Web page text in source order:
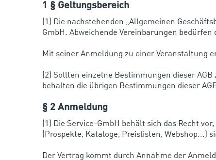
1 § Geltungsbereich
(1) Die nachstehenden „Allgemeinen
GmbH. Abweichende Vereinbarungen
Mit seiner Anmeldung zu einer Veranstaltung
(2) Sollten einzelne Bestimmungen dieser
behalten die übrigen Bestimmungen dieser
§ 2 Anmeldung
(1) Die Service-GmbH behält sich das Recht
(Prospekte, Kataloge, Preislisten, Webshop...)
Der Vertrag kommt durch Annahme der